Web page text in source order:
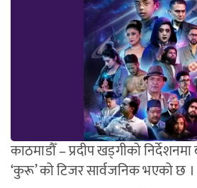
काठमाडौँ – प्रदीप खड्गीको
‘कुरू’ को टिजर सार्वजनिक भएको छ ।